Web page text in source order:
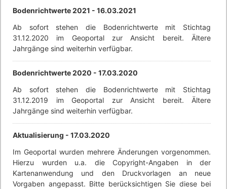
Bodenrichtwerte 2021 - 16.03.2021
Ab sofort stehen die Bodenrichtwerte mit Stichtag
31.12.2020 im Geoportal zur Ansicht bereit. Ältere
Jahrgänge sind weiterhin verfügbar.
Bodenrichtwerte 2020 - 17.03.2020
Ab sofort stehen die Bodenrichtwerte mit Stichtag
31.12.2019 im Geoportal zur Ansicht bereit. Ältere
Jahrgänge sind weiterhin verfügbar.
Aktualisierung - 17.03.2020
Im Geoportal wurden mehrere Änderungen vorgenommen.
Hierzu wurden u.a. die Copyright-Angaben in der
Kartenanwendung und den Druckvorlagen an neue
Vorgaben angepasst. Bitte berücksichtigen Sie diese bei